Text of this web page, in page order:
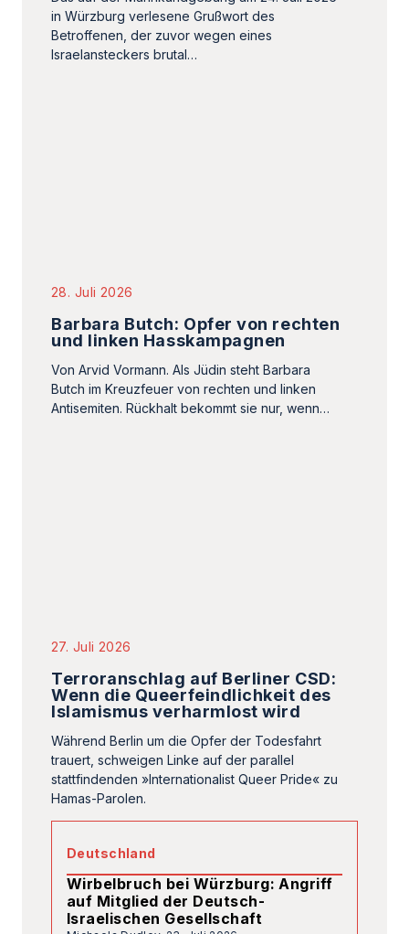
in Würzburg verlesene Grußwort des
Betroffenen, der zuvor wegen eines
Israelansteckers brutal…
28. Juli 2026
Barbara Butch: Opfer von rechten
und linken Hasskampagnen
Von Arvid Vormann. Als Jüdin steht Barbara
Butch im Kreuzfeuer von rechten und linken
Antisemiten. Rückhalt bekommt sie nur, wenn…
27. Juli 2026
Terroranschlag auf Berliner CSD:
Wenn die Queerfeindlichkeit des
Islamismus verharmlost wird
Während Berlin um die Opfer der Todesfahrt
trauert, schweigen Linke auf der parallel
stattfindenden »Internationalist Queer Pride« zu
Hamas-Parolen.
Deutschland
Wirbelbruch bei Würzburg: Angriff
auf Mitglied der Deutsch-
Israelischen Gesellschaft